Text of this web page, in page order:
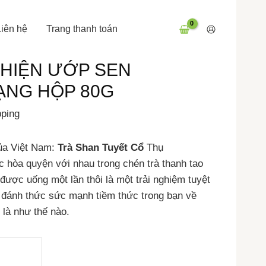
hệ Trang thanh toán
ƯỚP SEN
HỘP 80G
Việt Nam: Trà Shan Tuyết Cổ Thụ
quyện với nhau trong chén trà thanh tao
uống một lần thôi là một trải nghiệm tuyệt
thức sức mạnh tiềm thức trong bạn về
như thế nào.